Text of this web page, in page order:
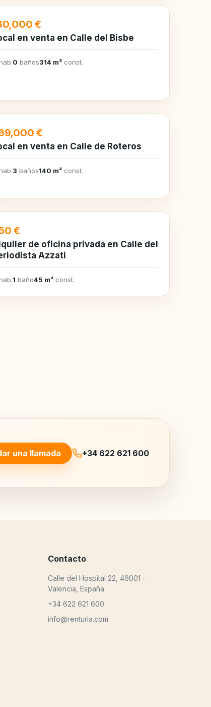
VENTA €
en venta en Calle del Bisbe
0 baños314 m² const.
VENTA €
en venta en Calle de Roteros
3 baños140 m² const.
ALQUILER
€
de oficina privada en Calle del
Azzati
1 baño45 m² const.
una llamada +34 622 621 600
Contacto
Calle del Hospital 22, 46001 -
Valencia, España
+34 622 621 600
info@renturia.com